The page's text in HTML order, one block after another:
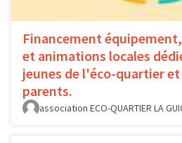
Financement
et animations locales
jeunes de l'éco-quartier
parents.
association ECO-QUARTIER LA